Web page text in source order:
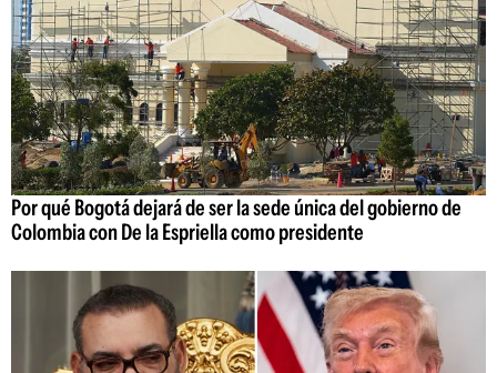
Por qué Bogotá dejará de ser la sede única del gobierno de
Colombia con De la Espriella como presidente